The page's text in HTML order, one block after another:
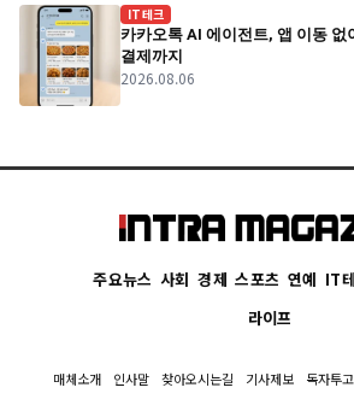
IT테크
카카오톡 AI 에이전트, 앱 이동 없
결제까지
2026.08.06
주요뉴스 사회 경제 스포츠 연예 IT
라이프
매체소개 인사말 찾아오시는길 기사제보 독자투고